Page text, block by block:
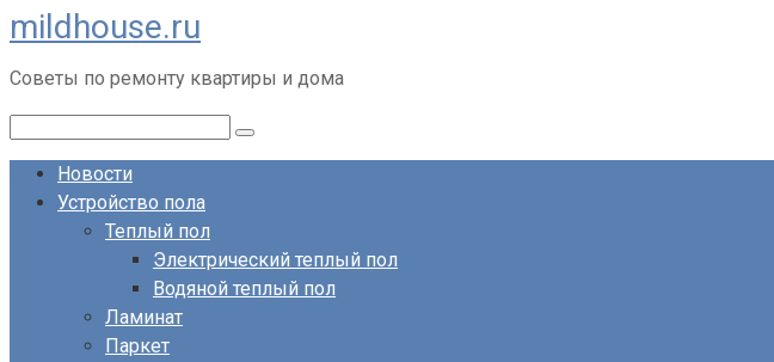
Перейти
к
контенту
mildhouse.ru
Советы по ремонту квартиры и дома
Новости
Устройство пола
Теплый пол
Электрический теплый пол
Водяной теплый пол
Ламинат
Паркет